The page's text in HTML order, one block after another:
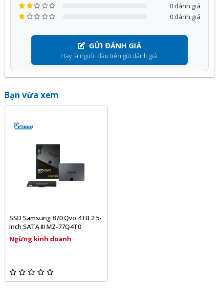
GỬI ĐÁNH GIÁ
Hãy là người đầu tiên gửi đánh giá.
0 đánh giá
0 đánh giá
Bạn vừa xem
SSD Samsung 870 Qvo 4TB 2.5-
Inch SATA III MZ-77Q4T0
Ngừng kinh doanh